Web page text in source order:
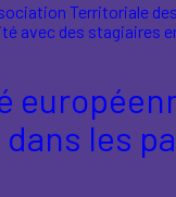
Territoriale
avec des stagiaires
les